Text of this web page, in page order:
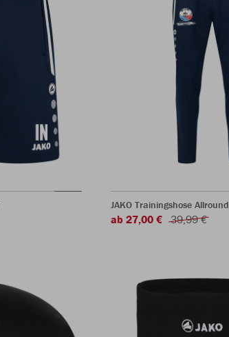
JAKO Trainingshose Allround
ab 27,00 € 39,99 €